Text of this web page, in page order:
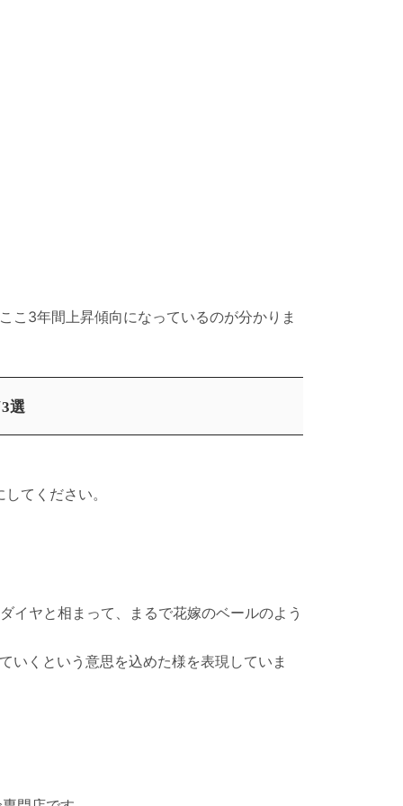
3年間上昇傾向になっているのが分かりま
選
てください。
イヤと相まって、まるで花嫁のベールのよう
いくという意思を込めた様を表現していま